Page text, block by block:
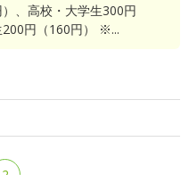
、高校・大学生300円
200円（160円） ※...